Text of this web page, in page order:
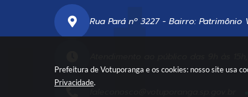
Prefeitura de Votuporanga e os cookies: nosso site usa
Privacidade.
Rua Pará nº 3227 - Bairro: Patrimônio